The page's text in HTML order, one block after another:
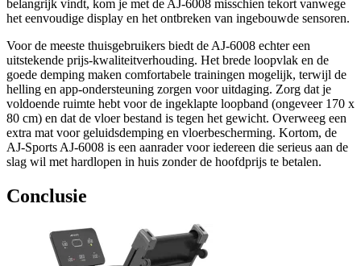
belangrijk vindt, kom je met de AJ-6008 misschien tekort vanwege
het eenvoudige display en het ontbreken van ingebouwde sensoren.
Voor de meeste thuisgebruikers biedt de AJ-6008 echter een
uitstekende prijs-kwaliteitverhouding. Het brede loopvlak en de
goede demping maken comfortabele trainingen mogelijk, terwijl de
helling en app-ondersteuning zorgen voor uitdaging. Zorg dat je
voldoende ruimte hebt voor de ingeklapte loopband (ongeveer 170 x
80 cm) en dat de vloer bestand is tegen het gewicht. Overweeg een
extra mat voor geluidsdemping en vloerbescherming. Kortom, de
AJ-Sports AJ-6008 is een aanrader voor iedereen die serieus aan de
slag wil met hardlopen in huis zonder de hoofdprijs te betalen.
Conclusie